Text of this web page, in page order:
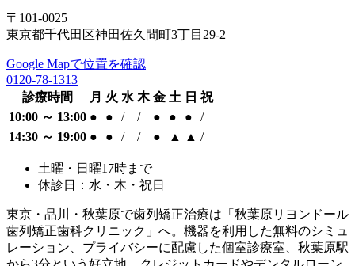
〒101-0025
東京都千代田区神田佐久間町3丁目29-2
Google Mapで位置を確認
0120-78-1313
診療時間
月 火 水 木 金 土 日 祝
10:00 ～ 13:00 ● ● / / ● ● ●
/
14:30 ～ 19:00 ● ● / / ● ▲ ▲ /
土曜・日曜17時まで
休診日：水・木・祝日
東京・品川・秋葉原で歯列矯正治療は「秋葉原リヨンドール
歯列矯正歯科クリニック」へ。機器を利用した無料のシミュ
レーション、プライバシーに配慮した個室診療室、秋葉原駅